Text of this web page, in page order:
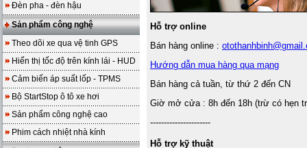
Đèn pha - đèn hậu
Sản phẩm công nghệ
Theo dõi xe qua vệ tinh GPS
Hiển thị tốc độ trên kính lái - HUD
Cảm biến áp suất lốp - TPMS
Bộ StartStop ô tô xe hơi
Sản phẩm công nghệ cao
Phim cách nhiệt nhà kính
Hỗ trợ online
Bán hàng online :
Hướng dẫn mua hàng qua mạng
Bán hàng cả tuần, từ thứ 2 đến CN
Giờ mở cửa : 8h đến 18h (trừ có hẹn
----------------------
Hỗ trợ kỹ thuật